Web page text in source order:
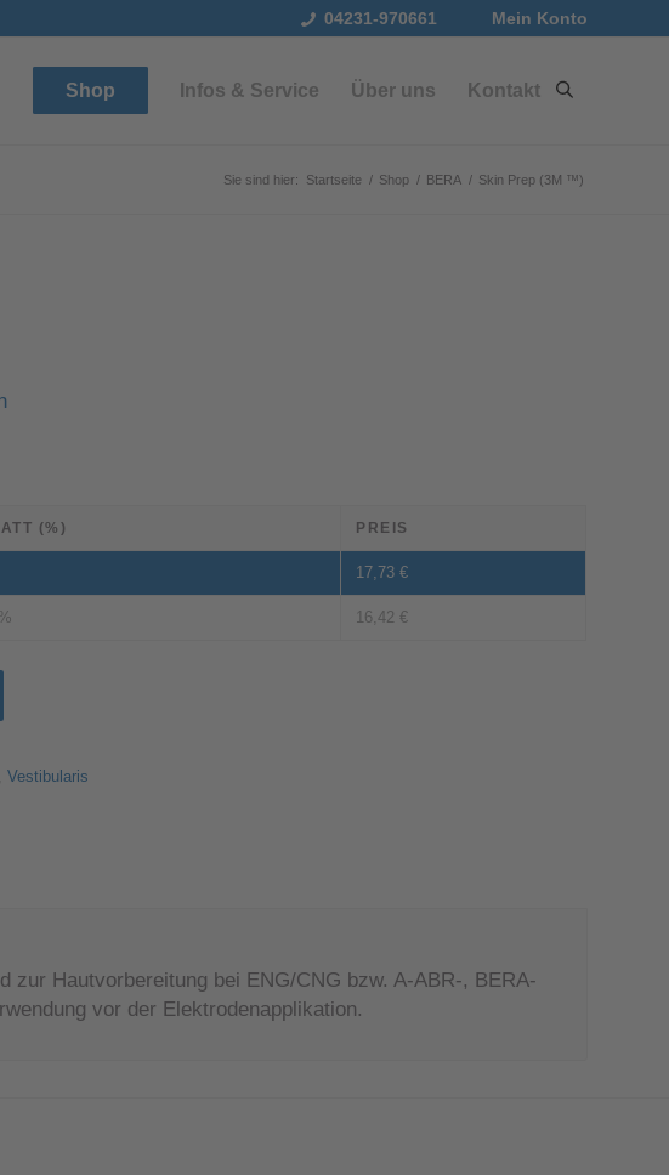
Mein Konto
04231-970661
Shop Infos & Service Über uns Kontakt
Sie sind hier: Startseite / Shop / BERA / Skin Prep (3M ™)
(%) PREIS
17,73€
16,42 €
,Vestibularis
Hautvorbereitung bei ENG/CNG bzw. A-ABR-, BERA-
vor der Elektrodenapplikation.